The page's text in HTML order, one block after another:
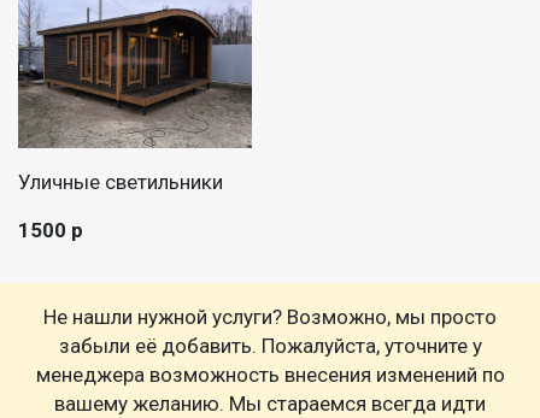
Уличные светильники
1500 р
Не нашли нужной услуги? Возможно, мы просто
забыли её добавить. Пожалуйста, уточните у
менеджера возможность внесения изменений по
вашему желанию. Мы стараемся всегда идти